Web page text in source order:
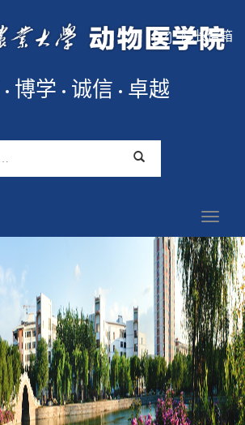
院长信箱
博学 诚信 卓越